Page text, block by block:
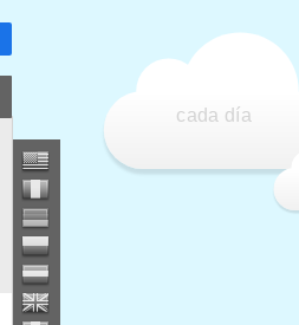
cada día